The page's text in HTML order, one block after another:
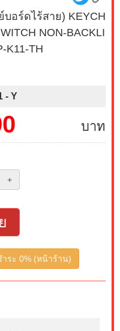
บอร์ดไร้สาย) KEYCH
NON-BACKLI
K11-TH
- Y
บาท
+
ระ 0% (หน้าร้าน)